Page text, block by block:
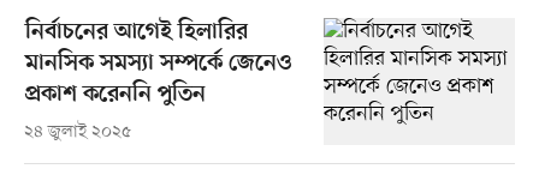
নির্বাচনের আগেই হিলারির
মানসিক সমস্যা সম্পর্কে জেনেও
প্রকাশ করেননি পুতিন
২৪ জুলাই ২০২৫